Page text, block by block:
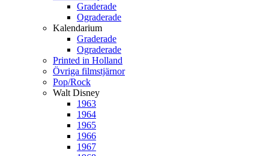
Graderade
Ograderade
Kalendarium
Graderade
Ograderade
Printed in Holland
Övriga filmstjärnor
Pop/Rock
Walt Disney
1963
1964
1965
1966
1967